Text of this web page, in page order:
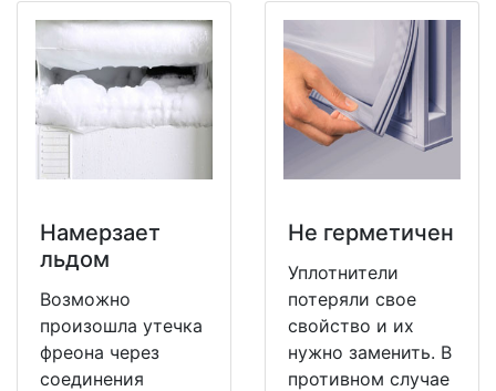
Намерзает
льдом
Возможно
произошла утечка
фреона через
соединения
Не герметичен
Уплотнители
потеряли свое
свойство и их
нужно заменить. В
противном случае